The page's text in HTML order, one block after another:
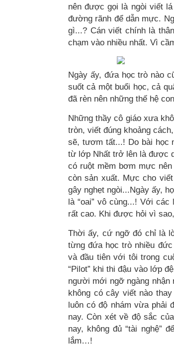
nên được gọi là ngòi viết
đường rãnh để dẫn mực.
gì...? Cán viết chính là
chạm vào nhiều nhất. Vì
Ngày ấy, đứa học trò nào
suốt cả một buổi học, cả
đã rèn nên những thế hệ
Những thầy cô giáo xưa
tròn, viết đúng khoảng
sẽ, tươm tất...! Do bài học
từ lớp Nhất trở lên là được
có ruột mềm bơm mực
còn sản xuất. Mực cho
gây nghẹt ngòi...Ngày ấy,
là “oai” vô cùng...! Với
rất cao. Khi được hỏi vì
Thời ấy, cứ ngỡ đó chỉ là
từng đứa học trò nhiều
và đầu tiên với tôi trong
“Pilot” khi thi đậu vào lớp
người mới ngỡ ngàng
không có cây viết nào
luôn có độ nhám vừa phải
nay. Còn xét về độ sắc
nay, không đủ “tài nghệ”
lắm…!